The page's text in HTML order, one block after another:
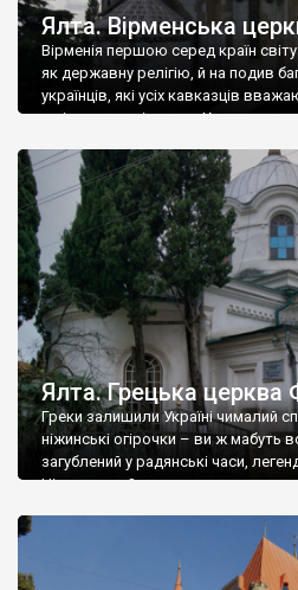
Ялта. Вірменська
Вірменія першою серед країн
як державну релігію, й на подив
українців, які усіх кавказців
є відданими вірянами Христа
Ялта. Грецька церква
Греки залишили Україні чималий
ніжинські огірочки – ви ж мабуть
загублений у радянські часи,
Ніжин греки?